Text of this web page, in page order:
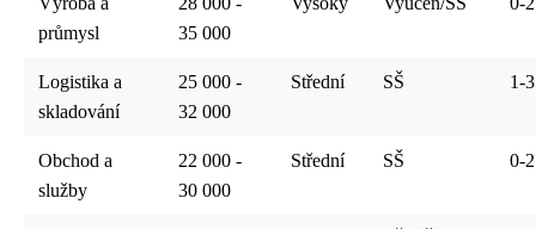
průmysl
35 000
Logistika a
skladování
25 000 -
32 000
Střední SŠ 1-
Obchod a
služby
22 000 -
30 000
Střední SŠ 0-